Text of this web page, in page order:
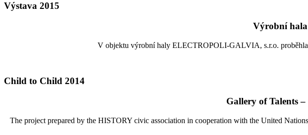
Výstava 2015
Výrobní
V objektu výrobní haly ELECTROPOLI-GALVIA, s.r.o. proběhla
Child to Child 2014
Gallery of Talents
The project prepared by the HISTORY civic association in cooperation with the United